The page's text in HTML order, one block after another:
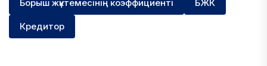
Борыш жүктемесінің коэффициенті БЖК
Кредитор